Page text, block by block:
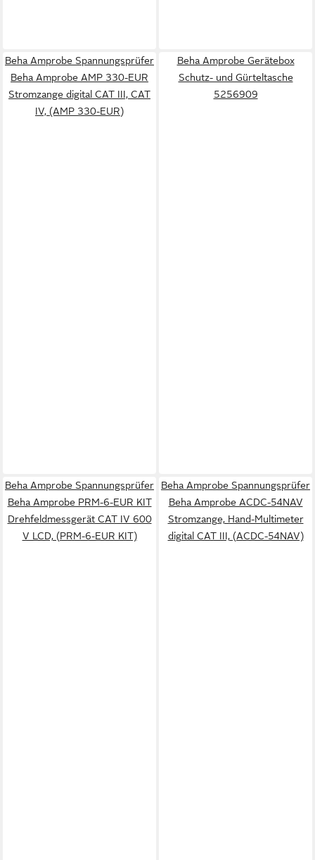
Beha Amprobe Spannungsprüfer
Beha Amprobe AMP 330-EUR
Stromzange digital CAT III, CAT
IV, (AMP 330-EUR)
Beha Amprobe Gerätebox
Schutz- und Gürteltasche
5256909
Beha Amprobe Spannungsprüfer
Beha Amprobe PRM-6-EUR KIT
Drehfeldmessgerät CAT IV 600
V LCD, (PRM-6-EUR KIT)
Beha Amprobe Spannungsprüfer
Beha Amprobe ACDC-54NAV
Stromzange, Hand-Multimeter
digital CAT III, (ACDC-54NAV)